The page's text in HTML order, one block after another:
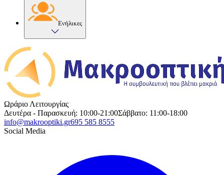
Ενήλικες
Ωράριο Λειτουργίας
Δευτέρα - Παρασκευή: 10:00-21:00Σάββατο: 11:00-18:00
info@makrooptiki.gr695 585 8555
Social Media